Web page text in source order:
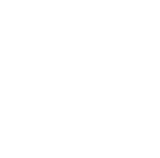
también supone un
individual de cada
en una amplia
a cualquier estilo
catálogo y
resultado 10. Pero…